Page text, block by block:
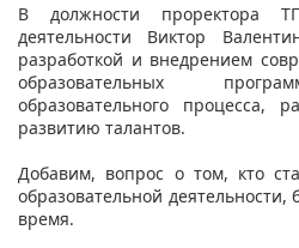
В должности проректора
деятельности Виктор
разработкой и внедрением
образовательных
образовательного процесса,
развитию талантов.
Добавим, вопрос о том, кто
образовательной
время.